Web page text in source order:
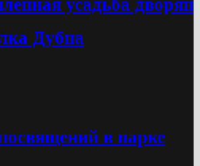
Дубна
в парке